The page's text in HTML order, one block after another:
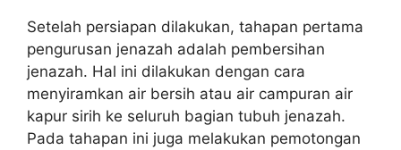
Setelah persiapan dilakukan, tahapan pertama
pengurusan jenazah adalah pembersihan
jenazah. Hal ini dilakukan dengan cara
menyiramkan air bersih atau air campuran air
kapur sirih ke seluruh bagian tubuh jenazah.
Pada tahapan ini juga melakukan pemotongan